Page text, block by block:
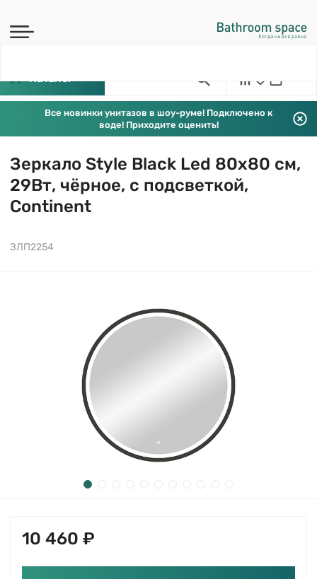
Каталог
Все новинки унитазов в шоу-руме! Подключено к
воде! Приходите оценить!
Зеркало Style Black Led 80х80 см,
29Вт, чёрное, с подсветкой,
Continent
ЗЛП2254
10 460 ₽